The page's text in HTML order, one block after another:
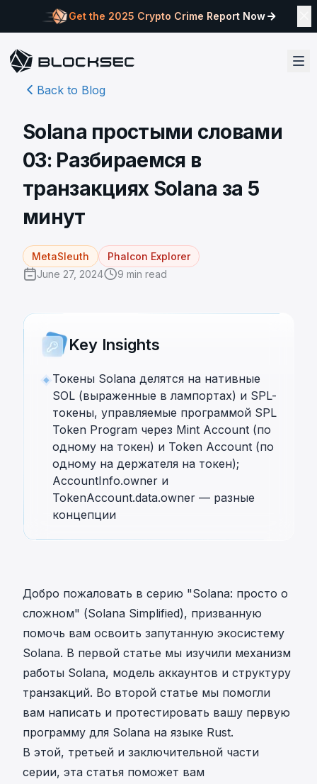
Get the 2025 Crypto Crime Report Now
Back to Blog
Solana простыми словами
03: Разбираемся в
транзакциях Solana за 5
минут
MetaSleuth
Phalcon Explorer
June 27, 2024
9 min read
Key Insights
Токены Solana делятся на нативные
SOL (выраженные в лампортах) и SPL-
токены, управляемые программой SPL
Token Program через Mint Account (по
одному на токен) и Token Account (по
одному на держателя на токен);
AccountInfo.owner и
TokenAccount.data.owner — разные
концепции
Добро пожаловать в серию "Solana: просто о
сложном" (Solana Simplified), призванную
помочь вам освоить запутанную экосистему
Solana. В первой статье мы изучили механизм
работы Solana, модель аккаунтов и структуру
транзакций. Во второй статье мы помогли
вам написать и протестировать вашу первую
программу для Solana на языке Rust.
В этой, третьей и заключительной части
серии, эта статья поможет вам